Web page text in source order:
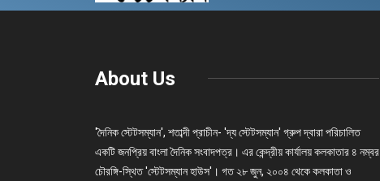
About Us
'দৈনিক স্টেটসম্যান', শতাব্দী প্রাচীন- 'দ্য স্টেটসম্যান' গ্রুপ দ্বারা পরিচালিত
একটি জনপ্রিয় বাংলা দৈনিক সংবাদপত্র। এর কেন্দ্রীয় কার্যালয় কলকাতার ৪ নম্বর
চৌরঙ্গি-স্থিত 'স্টেটসম্যান হাউস'। গত ২৮ জুন, ২০০৪ থেকে কলকাতা ও